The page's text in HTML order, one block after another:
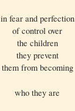
in fear and perfection
of control over
the children
they prevent
them from becoming
who they are